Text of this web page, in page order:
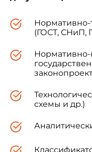
Нормативно-
(ГОСТ, СНиП,
Нормативно-
схемы и др.)